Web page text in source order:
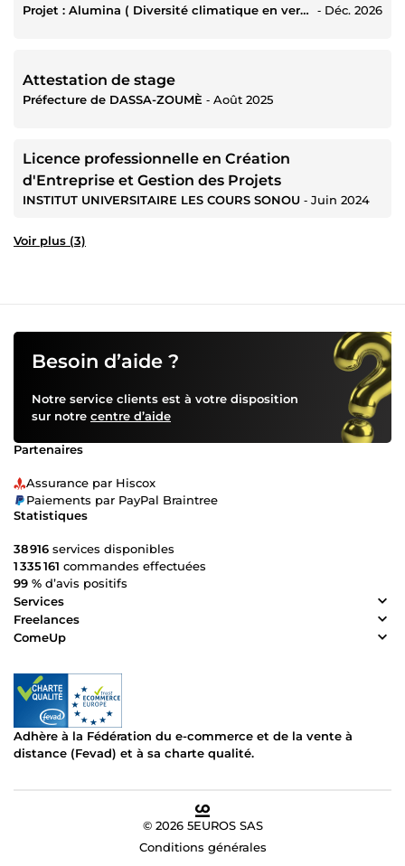
Projet : Alumina ( Diversité climatique en version numérique) ‐ Déc. 2026
Attestation de stage
Préfecture de DASSA-ZOUMÈ ‐ Août 2025
Licence professionnelle en Création
d'Entreprise et Gestion des Projets
INSTITUT UNIVERSITAIRE LES COURS SONOU ‐ Juin 2024
Voir plus (3)
Besoin d’aide ?
Notre service clients est à votre disposition
sur notre centre d’aide
Partenaires
Assurance par Hiscox
Paiements par PayPal Braintree
Statistiques
38 916 services disponibles
1 335 161 commandes effectuées
99 % d’avis positifs
Services
Freelances
ComeUp
Adhère à la Fédération du e-commerce et de la vente à
distance (Fevad) et à sa charte qualité.
© 2026 5EUROS SAS
Conditions générales